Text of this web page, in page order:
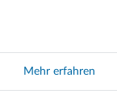
Mehr erfahren